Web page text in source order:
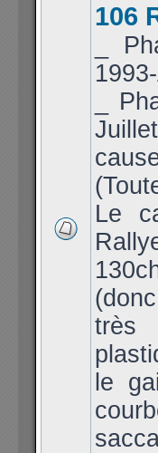
106
_
_
Le
très
le